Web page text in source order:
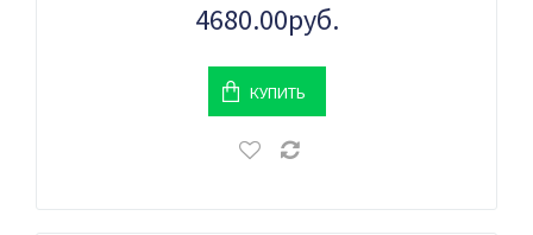
4680.00руб.
КУПИТЬ